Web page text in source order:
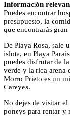
Información
Puedes encontrar
presupuesto, la
que encontrarás
De Playa Rosa, sale
islote, en Playa
puedes disfrutar de
verde y la rica arena
Morro Prieto es un
Careyes.
No dejes de visitar el
poneys para rentar y